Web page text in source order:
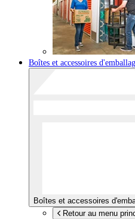
Boîtes et accessoires
Boîtes et accessoires
Retour au menu